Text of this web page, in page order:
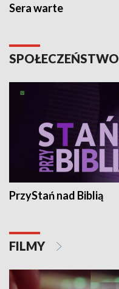
Sera warte
SPOŁECZEŃSTWO
PrzyStań nad Biblią
FILMY